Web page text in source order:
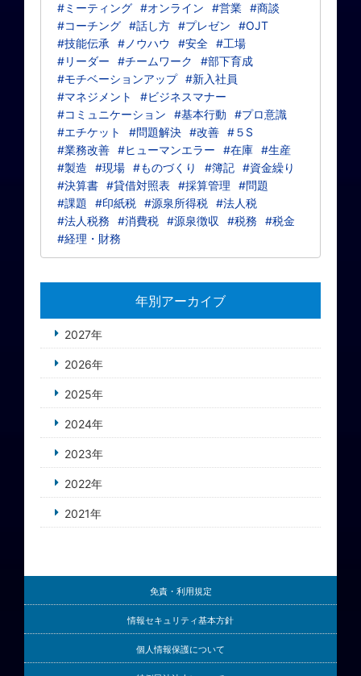
#ミーティング #オンライン #営業 #商談
#コーチング #話し方 #プレゼン
#OJT
#技能伝承
#ノウハウ #安全 #工場
#リーダー
#チームワーク
#部下育成
#モチベーションアップ #新入社員
#マネジメント
#ビジネスマナー
#コミュニケーション
#基本行動
#プロ意識
#エチケット
#問題解決 #改善 #５S
#業務改善 #ヒューマンエラー #在庫 #生産
#製造
#現場 #ものづくり #簿記 #資金繰り
#決算書 #貸借対照表 #採算管理
#問題
#課題
#印紙税 #源泉所得税 #法人税
#法人税務
#消費税 #源泉徴収 #税務
#税金
#経理・財務
年別アーカイブ
2027年
2026年
2025年
2024年
2023年
2022年
2021年
免責・利用規定
情報セキュリティ基本方針
個人情報保護について